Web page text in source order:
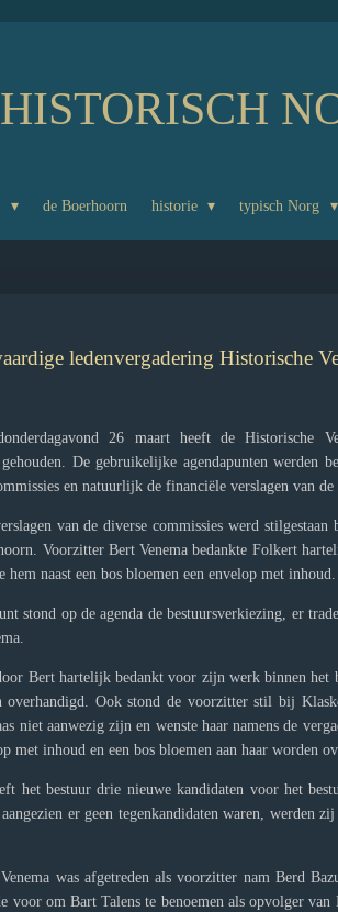
HISTORISCH
de Boerhoorn historie typisch Norg
ledenvergadering Historische
26 maart heeft de Historische
De gebruikelijke agendapunten werden
en natuurlijk de financiële verslagen van de
van de diverse commissies werd
Voorzitter Bert Venema bedankte Folkert
hem naast een bos bloemen een envelop met inhoud.
stond op de agenda de bestuursverkiezing, er
Bert hartelijk bedankt voor zijn werk binnen het
overhandigd. Ook stond de voorzitter stil bij
niet aanwezig zijn en wenste haar namens de
met inhoud en een bos bloemen aan haar worden
het bestuur drie nieuwe kandidaten voor het
er geen tegenkandidaten waren, werden
was afgetreden als voorzitter nam Berd
voor om Bart Talens te benoemen als opvolger